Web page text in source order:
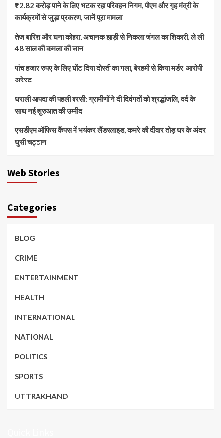
₹2.82 करोड़ पाने के लिए भटक रहा परिवहन निगम, पीएम और गृह मंत्री के
कार्यक्रमों से जुड़ा प्रकरण, जानें पूरा मामला
तेज बारिश और घना कोहरा, अचानक झाड़ी से निकला जंगल का शिकारी, ले ली
48 साल की कमला की जान
पांच हजार रुपए के लिए घोंट दिया दोस्ती का गला, बेरहमी से किया मर्डर, आरोपी
अरेस्ट
धराली आपदा की पहली बरसी: ग्रामीणों ने दी दिवंगतों को श्रद्धांजलि, दर्द के
साथ नई शुरुआत की उम्मीद
एसडीएम ऑफिस कैंपस में भयंकर लैंडस्लाइड, कमरे की दीवार तोड़ घर के अंदर
घुसी चट्टान
Web Stories
Categories
BLOG
CRIME
ENTERTAINMENT
HEALTH
INTERNATIONAL
NATIONAL
POLITICS
SPORTS
UTTRAKHAND